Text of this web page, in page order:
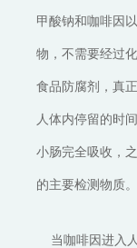
甲酸钠和咖啡因
物，不需要经过
食品防腐剂，真
人体内停留的时
小肠完全吸收，
的主要检测物质。
当咖啡因进入